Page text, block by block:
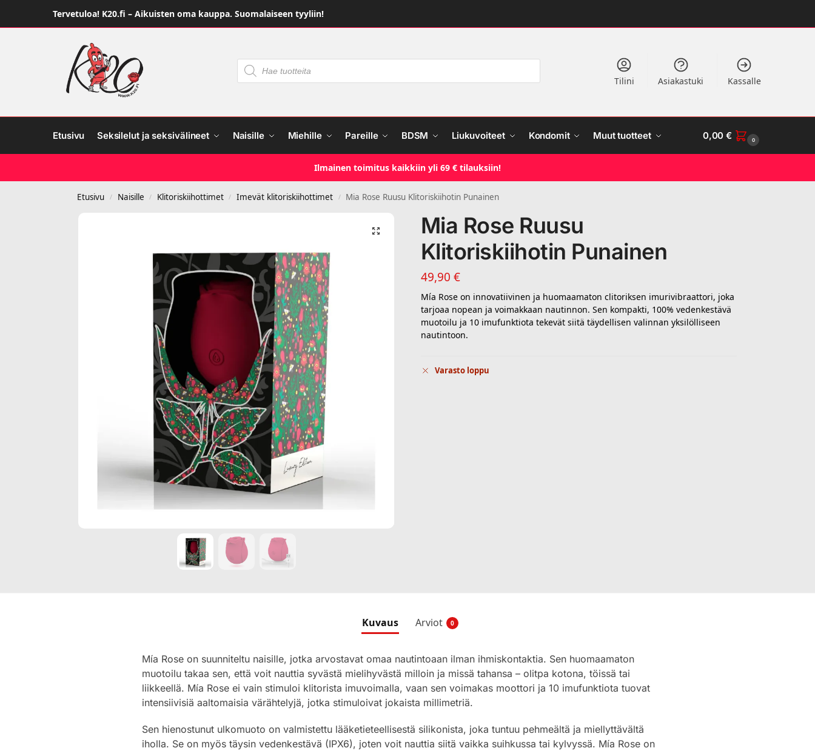
Tervetuloa! K20.fi – Aikuisten oma kauppa. Suomalaiseen tyyliin!
Tilini Asiakastuki Kassalle
Etusivu Seksilelut ja seksivälineet Naisille Miehille Pareille BDSM Liukuvoiteet Kondomit Muut tuotteet 0,00€ 0
Ilmainen toimitus kaikkiin yli 69 € tilauksiin!
Etusivu / Naisille / Klitoriskiihottimet / Imevät klitoriskiihottimet / Mia Rose Ruusu Klitoriskiihotin Punainen
Mia Rose Ruusu
Klitoriskiihotin Punainen
49,90 €
Mía Rose on innovatiivinen ja huomaamaton clitoriksen imurivibraattori, joka
tarjoaa nopean ja voimakkaan nautinnon. Sen kompakti, 100% vedenkestävä
muotoilu ja 10 imufunktiota tekevät siitä täydellisen valinnan yksilölliseen
nautintoon.
Varasto loppu
Kuvaus Arviot 0
Mía Rose on suunniteltu naisille, jotka arvostavat omaa nautintoaan ilman ihmiskontaktia. Sen huomaamaton
muotoilu takaa sen, että voit nauttia syvästä mielihyvästä milloin ja missä tahansa – olitpa kotona, töissä tai
liikkeellä. Mía Rose ei vain stimuloi klitorista imuvoimalla, vaan sen voimakas moottori ja 10 imufunktiota tuovat
intensiivisiä aaltomaisia värähtelyjä, jotka stimuloivat jokaista millimetriä.
Sen hienostunut ulkomuoto on valmistettu lääketieteellisestä silikonista, joka tuntuu pehmeältä ja miellyttävältä
iholla. Se on myös täysin vedenkestävä (IPX6), joten voit nauttia siitä vaikka suihkussa tai kylvyssä. Mía Rose on